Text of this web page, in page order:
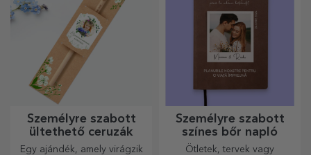
Személyre szabott
ültethető ceruzák
Egy ajándék, amely virágzik
Személyre szabott
színes bőr napló
Ötletek, tervek vagy